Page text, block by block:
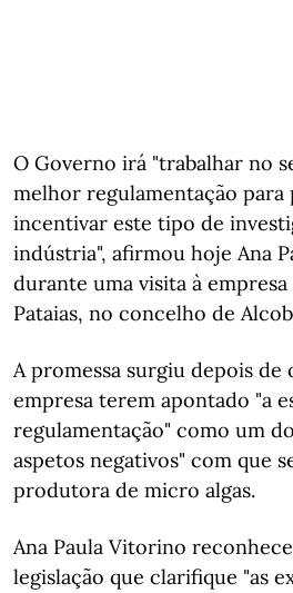
O Governo irá "trabalhar no
melhor regulamentação para
incentivar este tipo de
indústria", afirmou hoje Ana
durante uma visita à
Pataias, no concelho de
A promessa surgiu depois de
empresa terem apontado "a
regulamentação" como um
aspetos negativos" com que
produtora de micro algas.
Ana Paula Vitorino
legislação que clarifique "as